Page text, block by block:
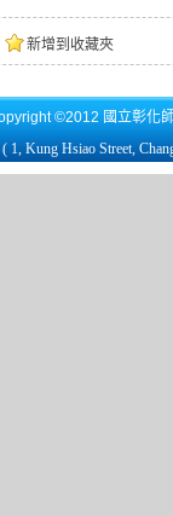
新增到收藏夾
©2012 國立彰化
( 1, Kung Hsiao Street,